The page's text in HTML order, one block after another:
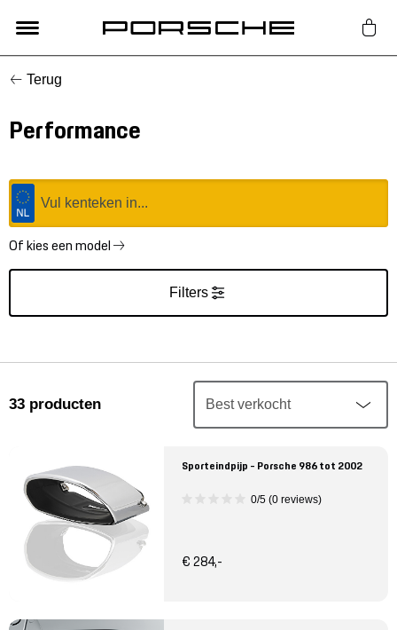
Lifestyle
Auto Accessoires
Classic
Nieuw
Mijn account
Meer Porsche
Porsche informatie
Terug
Performance
Of kies een model
Filters
33 producten
Sporteindpijp - Porsche 986 tot 2002
0/5 (0 reviews)
€ 284,-